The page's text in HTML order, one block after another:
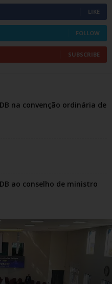
LIKE
FOLLOW
SUBSCRIBE
na convenção ordinária de
ao conselho de ministro